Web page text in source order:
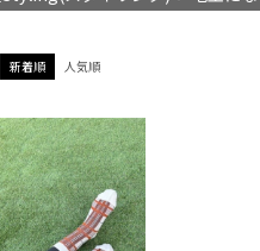
新着順 人気順